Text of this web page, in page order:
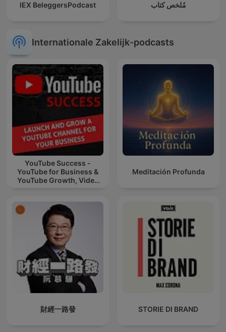
IEX BeleggersPodcast مُلخص كتاب
Internationale Zakelijk-podcasts
YouTube Success -
YouTube for Business &
YouTube Growth, Video
Meditación Profunda
財經一路發 STORIE DI BRAND